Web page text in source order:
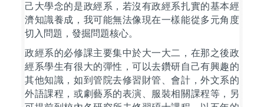
己大學念的是政經系，若沒有政經系扎實的基本經
濟知識養成，我可能無法像現在一樣能從多元角度
切入問題，發掘問題核心。
政經系的必修課主要集中於大一大二，在那之後政
經系學生有很大的彈性，可以去鑽研自己有興趣的
其他知識，如到管院去修習財管、會計，外文系的
外語課程，或劇藝系的表演、服裝相關課程等，另